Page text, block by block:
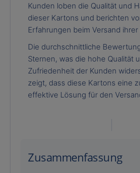
Kunden loben die Qualität und
dieser Kartons und berichten
Erfahrungen beim Versand ihrer
Die durchschnittliche
Sternen, was die hohe Qualität
Zufriedenheit der Kunden
zeigt, dass diese Kartons eine
effektive Lösung für den
Zusammenfassung